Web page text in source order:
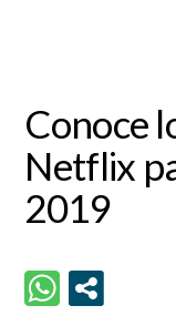
Conoce
Netflix
2019